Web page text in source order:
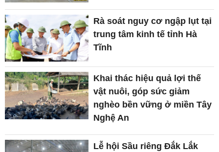
Rà soát nguy cơ ngập lụt tại
trung tâm kinh tế tỉnh Hà
Tĩnh
Khai thác hiệu quả lợi thế
vật nuôi, góp sức giảm
nghèo bền vững ở miền Tây
Nghệ An
Lễ hội Sầu riêng Đắk Lắk